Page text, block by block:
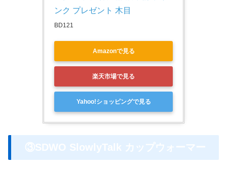
ンク プレゼント 木目
BD121
Amazonで見る
楽天市場で見る
Yahoo!ショッピングで見る
③SDWO SlowlyTalk カップウォーマー